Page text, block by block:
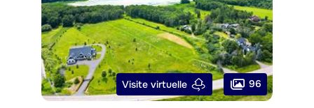
Visite virtuelle 96